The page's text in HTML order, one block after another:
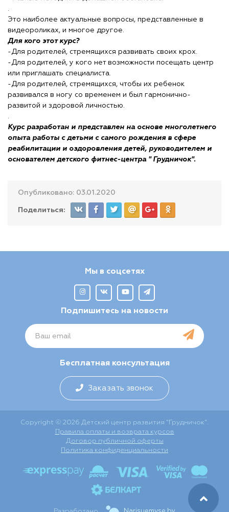
.
Это наиболее актуальные вопросы, представленные в
видеороликах, и многое другое.
Для кого этот курс?
-Для родителей, стремящихся развивать своих крох.
-Для родителей, у кого нет возможности посещать центр
или приглашать специалиста.
-Для родителей, стремящихся, чтобы их ребенок
развивался в ногу со временем и был гармонично-
развитой и здоровой личностью.
.
Курс разработан и представлен на основе многолетнего
опыта работы с детьми с самого рождения в сфере
реабилитации и оздоровления детей, руководителем и
основателем детского фитнес-центра " Грудничок".
Опубликовано: 03.01.2020
Поделиться:
Мы в соцсетях
Подпишитесь на новости
Бесплатная консультация
Заказать звонок
Copyright © 2026 Детский центр развития "Грудничок".
Правила оплаты и возврата курсов
Договор публичной оферты
Политика конфиденциальности